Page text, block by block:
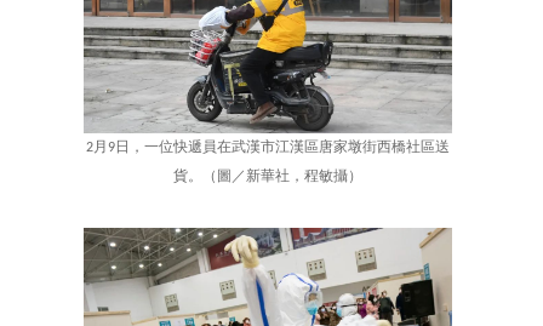
2月9日，一位快遞員在武漢市江漢區唐家墩街西橋社區送
貨。（圖／新華社，程敏攝）